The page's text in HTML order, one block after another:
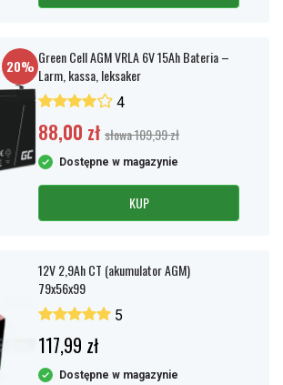
20% Green Cell AGM VRLA 6V 15Ah Bateria –
Larm, kassa, leksaker
4
88,00 zł słowa 109,99 zł
Dostępne w magazynie
KUP
12V 2,9Ah CT (akumulator AGM)
79x56x99
5
117,99 zł
Dostępne w magazynie